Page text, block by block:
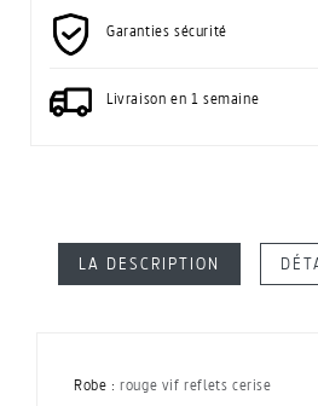
Garanties sécurité
Livraison en 1 semaine
LA DESCRIPTION
Robe : rouge vif reflets cerise